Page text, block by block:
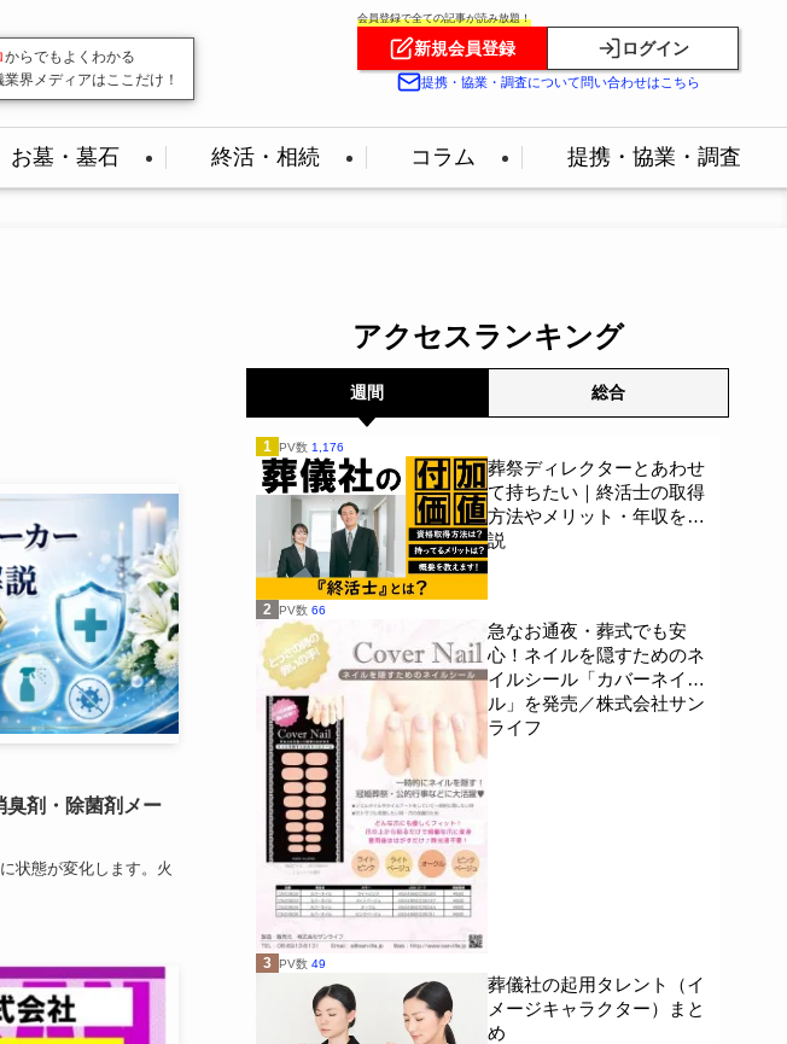
からでもよくわかる
業界メディアはここだけ！
り続ける葬儀業界。
最前線を毎日発信 続けています！
会員登録で全ての記事が読み放題！
新規会員登録 ログイン
提携・協業・調査について問い合わせはこちら
お墓・墓石 終活・相続 コラム 提携・協業・調査
臭剤・除菌剤メー
状態が変化します。火
アクセスランキング
週間 総合
1 PV数 1,176
葬祭ディレクターとあわせ
て持ちたい｜終活士の取得
方法やメリット・年収を解
説
2 PV数 66
急なお通夜・葬式でも安
心！ネイルを隠すためのネ
イルシール「カバーネイ
ル」を発売／株式会社サン
ライフ
3 PV数 49
葬儀社の起用タレント（イ
メージキャラクター）まと
め